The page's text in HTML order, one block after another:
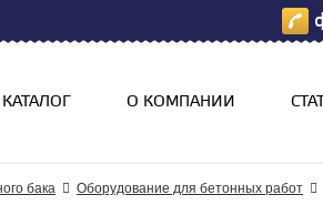
КАТАЛОГ О КОМПАНИИ
бака Оборудование для бетонных работ